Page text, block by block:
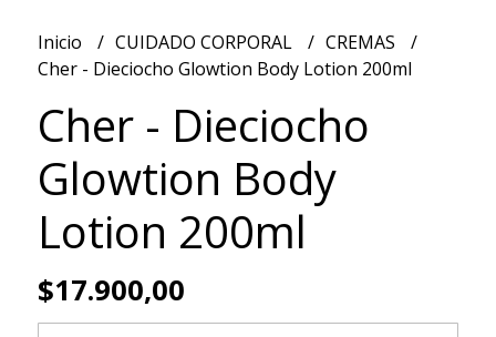
Inicio CUIDADO CORPORAL
CREMAS
Cher - Dieciocho Glowtion Body Lotion 200ml
Cher - Dieciocho
Glowtion Body
Lotion 200ml
$17.900,00